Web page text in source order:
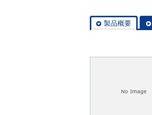
製品概要